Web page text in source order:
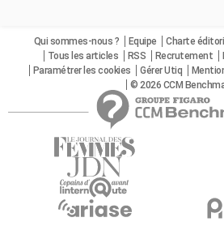
Qui sommes-nous ? Equipe Charte
Tous les articles
RSS Recrutement
Paramétrer les cookies
Gérer Utiq
© 2026 CCM